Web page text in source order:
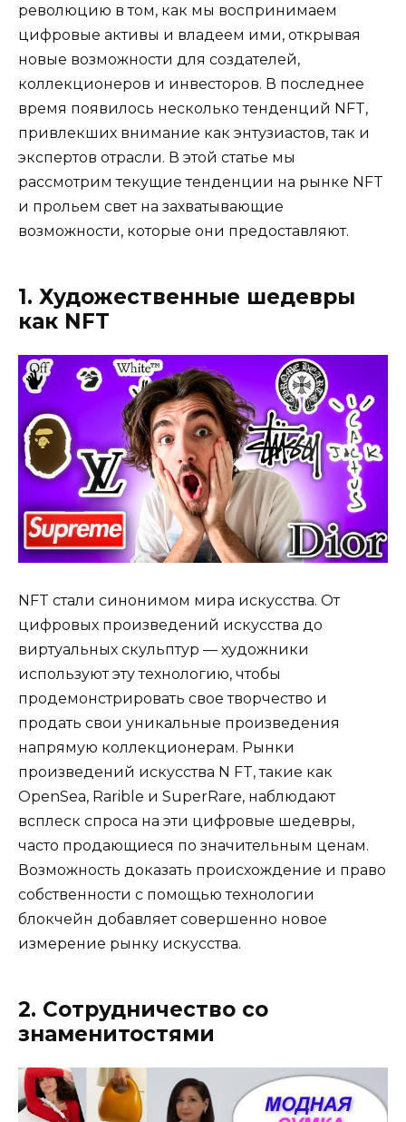
революцию в том, как мы воспринимаем
цифровые активы и владеем ими, открывая
новые возможности для создателей,
коллекционеров и инвесторов. В последнее
время появилось несколько тенденций NFT,
привлекших внимание как энтузиастов, так и
экспертов отрасли. В этой статье мы
рассмотрим текущие тенденции на рынке NFT
и прольем свет на захватывающие
возможности, которые они предоставляют.
1. Художественные шедевры
как NFT
NFT стали синонимом мира искусства. От
цифровых произведений искусства до
виртуальных скульптур — художники
используют эту технологию, чтобы
продемонстрировать свое творчество и
продать свои уникальные произведения
напрямую коллекционерам. Рынки
произведений искусства N FT, такие как
OpenSea, Rarible и SuperRare, наблюдают
всплеск спроса на эти цифровые шедевры,
часто продающиеся по значительным ценам.
Возможность доказать происхождение и право
собственности с помощью технологии
блокчейн добавляет совершенно новое
измерение рынку искусства.
2. Сотрудничество со
знаменитостями